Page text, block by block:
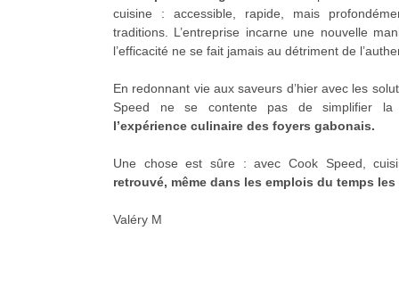
cuisine : accessible, rapide, mais
traditions. L’entreprise incarne une nouvelle
l’efficacité ne se fait jamais au détriment de
En redonnant vie aux saveurs d’hier avec les
Speed ne se contente pas de simplifier
l’expérience culinaire des foyers gabonais.
Une chose est sûre : avec Cook Speed,
retrouvé, même dans les emplois du temps
Valéry M